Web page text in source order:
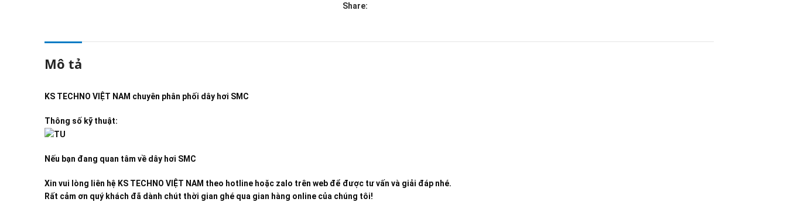
Share:
Mô tả
KS TECHNO VIỆT NAM chuyên phân phối dây hơi SMC
Thông số kỹ thuật:
Nếu bạn đang quan tâm về dây hơi SMC
Xin vui lòng liên hệ KS TECHNO VIỆT NAM theo hotline hoặc zalo trên web để được tư vấn và giải đáp nhé.
Rất cảm ơn quý khách đã dành chút thời gian ghé qua gian hàng online của chúng tôi!